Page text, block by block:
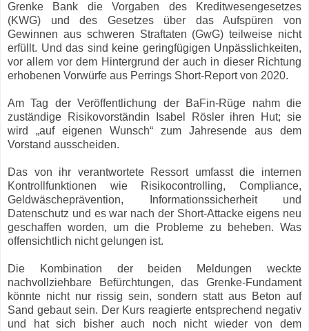
Grenke Bank die Vorgaben des Kreditwesengesetzes
(KWG) und des Gesetzes über das Aufspüren von
Gewinnen aus schweren Straftaten (GwG) teilweise nicht
erfüllt. Und das sind keine geringfügigen Unpässlichkeiten,
vor allem vor dem Hintergrund der auch in dieser Richtung
erhobenen Vorwürfe aus Perrings Short-Report von 2020.
Am Tag der Veröffentlichung der BaFin-Rüge nahm die
zuständige Risikovorständin Isabel Rösler ihren Hut; sie
wird „auf eigenen Wunsch“ zum Jahresende aus dem
Vorstand ausscheiden.
Das von ihr verantwortete Ressort umfasst die internen
Kontrollfunktionen wie Risikocontrolling, Compliance,
Geldwäscheprävention, Informationssicherheit und
Datenschutz und es war nach der Short-Attacke eigens neu
geschaffen worden, um die Probleme zu beheben. Was
offensichtlich nicht gelungen ist.
Die Kombination der beiden Meldungen weckte
nachvollziehbare Befürchtungen, das Grenke-Fundament
könnte nicht nur rissig sein, sondern statt aus Beton auf
Sand gebaut sein. Der Kurs reagierte entsprechend negativ
und hat sich bisher auch noch nicht wieder von dem